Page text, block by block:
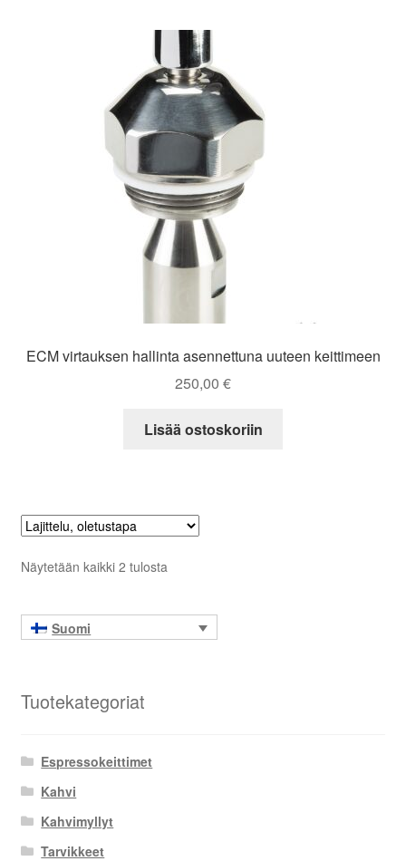
ECM virtauksen hallinta asennettuna uuteen keittimeen
250,00 €
Lisää ostoskoriin
Näytetään kaikki 2 tulosta
Suomi
Tuotekategoriat
Espressokeittimet
Kahvi
Kahvimyllyt
Tarvikkeet